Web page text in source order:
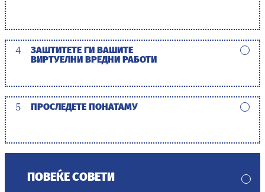
4
ЗАШТИТЕТЕ ГИ ВАШИТЕ
ВИРТУЕЛНИ ВРЕДНИ РАБОТИ
5 ПРОСЛЕДЕТЕ ПОНАТАМУ
ПОВЕЌЕ СОВЕТИ